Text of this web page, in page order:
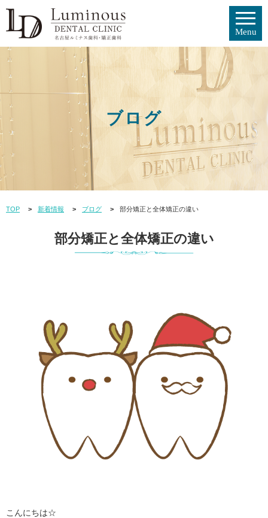
ブログ
TOP 新着情報 ブログ 部分矯正と全体矯正の違い
部分矯正と全体矯正の違い
こんにちは☆